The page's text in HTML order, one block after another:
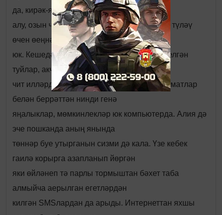
да, кирәк-ярагыңны сатып
алу, озын чиратларда торып түләүләреңне түләү
өчен өеңнән чыгып торасы да
юк. Кешедән калышмаска тырышып үткәрелгән
туйлар, акчасы күп кешеләрнең
чит илләрдә ял итүләре турындагы мәгълүматлар
белән беррәттән нинди генә
яңалыклар, мөмкинлекләр юк компьютерда. Алия дә
эче пошканда аның янында
төннәр буе утырганын сизми дә кала. Үзе кебек
гаилә корырга азапланып йөргән
яки өйләнеп тә парлы тормыштан бәхет таба
алмыйча аерылган егетләрдән
килгән SMSлардан да арыды. Интернеттан яхшы